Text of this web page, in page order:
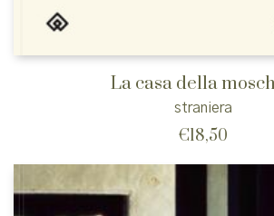
La casa della
straniera
€18,50